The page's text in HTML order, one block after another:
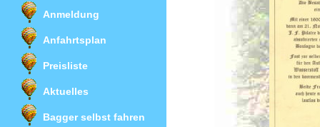
Anmeldung
Anfahrtsplan
Preisliste
Aktuelles
Bagger selbst fahren